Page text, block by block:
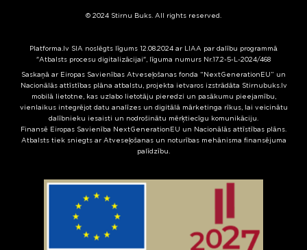
© 2024 Stirnu Buks. All rights reserved.
Platforma.lv SIA noslēgts līgums 12.08.2024 ar LIAA par dalību programmā
"Atbalsts procesu digitalizācijai", līguma numurs Nr.17.2-5-L-2024/468
Saskaņā ar Eiropas Savienības Atveseļošanas fonda “NextGenerationEU” un
Nacionālās attīstības plāna atbalstu, projekta ietvaros izstrādāta Stirnubuks.lv
mobilā lietotne, kas uzlabo lietotāju pieredzi un pasākumu pieejamību,
vienlaikus integrējot datu analīzes un digitālā mārketinga rīkus, lai veicinātu
dalībnieku iesaisti un nodrošinātu mērķtiecīgu komunikāciju.
Finansē Eiropas Savienība NextGenerationEU un Nacionālās attīstības plāns.
Atbalsts tiek sniegts ar Atveseļošanas un noturības mehānisma finansējuma
palīdzību.